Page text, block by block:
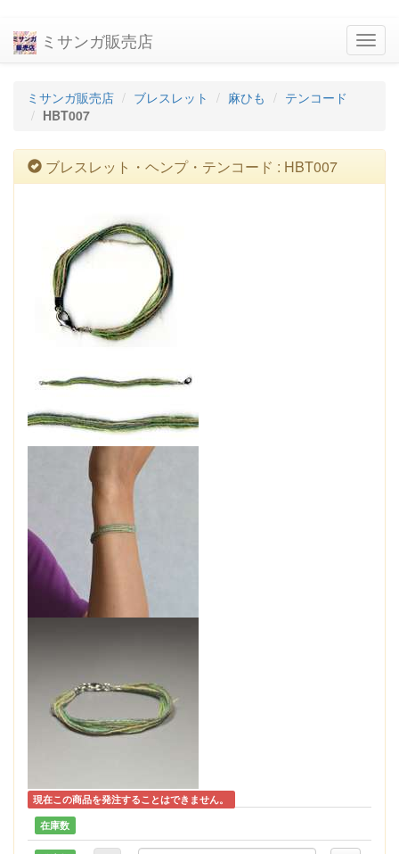
ミサンガ販売店
ミサンガ販売店 ブレスレット 麻ひも
テンコード
HBT007
ブレスレット・ヘンプ・テンコード : HBT007
現在この商品を発注することはできません。
在庫数